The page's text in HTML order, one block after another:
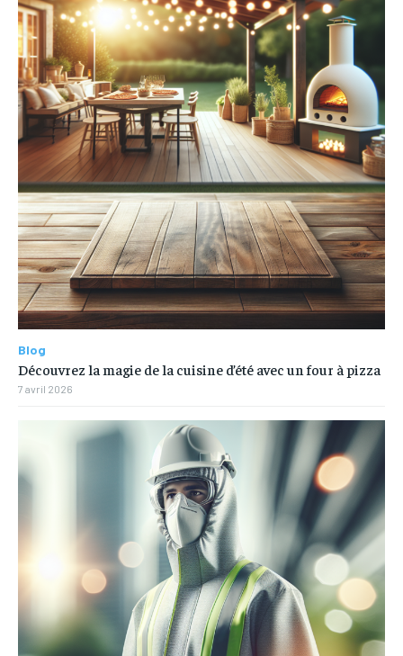
Blog
Découvrez la magie de la cuisine d’été avec un four à pizza
7 avril 2026